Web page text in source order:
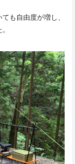
も自由度が増し、